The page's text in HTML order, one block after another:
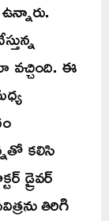
వచ్చింది. ఈ
కలిసి
డ్రైవర్
తిరిగి